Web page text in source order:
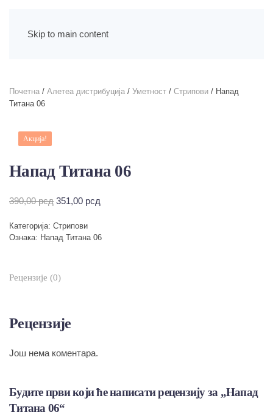
Skip to main content
Почетна / Алетеа дистрибуција / Уметност / Стрипови / Напад
Титана 06
Акција!
Напад Титана 06
390,00рсд Оригинална
је
била:
351,00 рсд
351,00 рсд.
Категорија: Стрипови
Ознака: Напад Титана 06
Рецензије (0)
Рецензије
Још нема коментара.
Будите први који ће написати рецензију за „Напад
Титана 06“